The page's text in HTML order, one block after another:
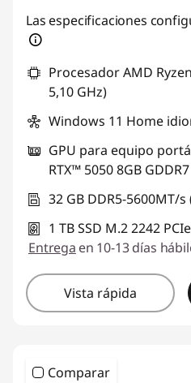
Ahorros instantáneos :-
Las especificaciones
Procesador AMD
5,10 GHz)
Windows 11 Home
GPU para equipo
RTX™ 5050 8GB GDDR7
32 GB DDR5-5600MT/
1 TB SSD M.2 2242
Entrega en 10-13 días
Vista rápida
Comparar